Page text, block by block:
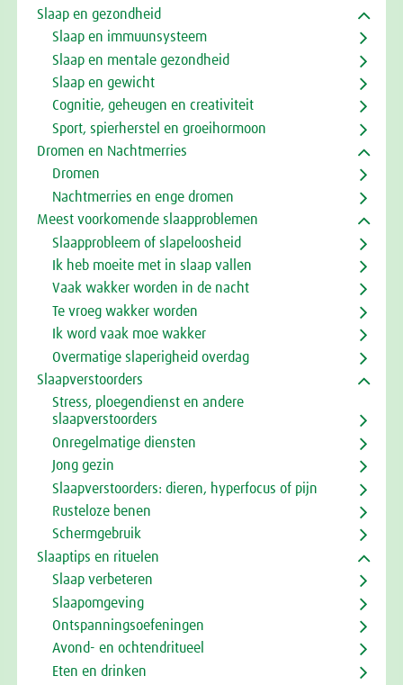
Slaap en gezondheid
Slaap en immuunsysteem
Slaap en mentale gezondheid
Slaap en gewicht
Cognitie, geheugen en creativiteit
Sport, spierherstel en groeihormoon
Dromen en Nachtmerries
Dromen
Nachtmerries en enge dromen
Meest voorkomende slaapproblemen
Slaapprobleem of slapeloosheid
Ik heb moeite met in slaap vallen
Vaak wakker worden in de nacht
Te vroeg wakker worden
Ik word vaak moe wakker
Overmatige slaperigheid overdag
Slaapverstoorders
Stress, ploegendienst en andere
slaapverstoorders
Onregelmatige diensten
Jong gezin
Slaapverstoorders: dieren, hyperfocus of pijn
Rusteloze benen
Schermgebruik
Slaaptips en rituelen
Slaap verbeteren
Slaapomgeving
Ontspanningsoefeningen
Avond- en ochtendritueel
Eten en drinken